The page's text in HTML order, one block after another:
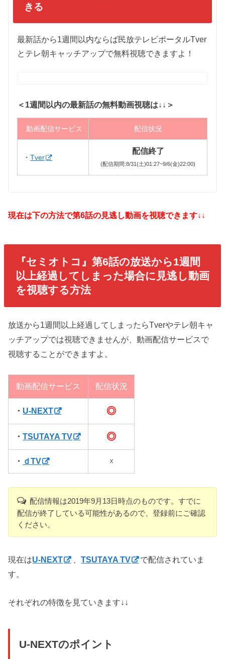
きる
最新話から1週間以内ならば民放テレビポータルTver
とテレ朝キャッチアップで無料視聴できますよ！
＜1週間以内の最新話の無料動画視聴は↓↓＞
動画配信サービス 配信状況
・Tver
配信終了
(配信期間:8/31(土)01:27~9/6(金)22:00)
現在は下の方法で第6話の見逃し動画を視聴できます↓↓
『セミオトコ』第6話の放送から1週間
以上経過してしまった場合に見逃し動画
を視聴する方法
放送から1週間以上経過してしまったらTverやテレ朝キャ
ッチアップでは視聴できませんが、動画配信サービスで
視聴することができますよ。
動画配信サービス 配信状況
・ U-NEXT ◎
・TSUTAYA TV ◎
・ ｄTV ☓
配信情報は2019年9月13日時点のものです。すでに
配信が終了している可能性があるので、登録前にご確認
ください。
現在はU-NEXT 、TSUTAYA TV
で配信されていま
す。
それぞれの特徴を見ていきます↓↓
U-NEXTのポイント